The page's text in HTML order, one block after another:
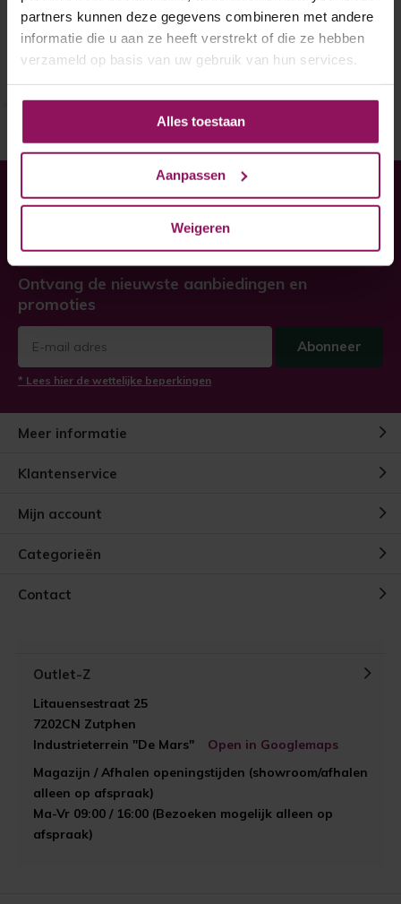
partners kunnen deze gegevens combineren met andere
informatie die u aan ze heeft verstrekt of die ze hebben
verzameld op basis van uw gebruik van hun services.
Alles toestaan
Aanpassen
Weigeren
€ 140,-
Heeft u hulp nodig bij uw
Twijfel niet, neem contact met ons op!
Ontvang de nieuwste aanbiedingen en
promoties
Abonneer
* Lees hier de wettelijke beperkingen
Meer informatie
Klantenservice
Mijn account
Categorieën
Contact
Outlet-Z
Litauensestraat 25
7202CN Zutphen
Industrieterrein "De Mars"
Open in Googlemaps
Magazijn / Afhalen openingstijden (showroom/afhalen
alleen op afspraak)
Ma-Vr 09:00 / 16:00 (Bezoeken mogelijk alleen op
afspraak)